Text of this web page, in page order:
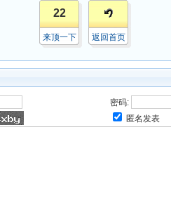
22
来顶一下 返回首页
密码:
匿名发表